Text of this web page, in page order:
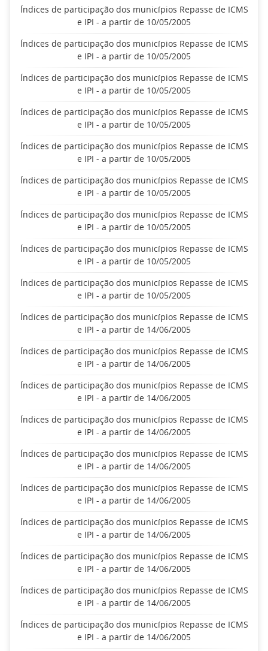
Índices de participação dos municípios Repasse de ICMS
e IPI - a partir de 10/05/2005
Índices de participação dos municípios Repasse de ICMS
e IPI - a partir de 10/05/2005
Índices de participação dos municípios Repasse de ICMS
e IPI - a partir de 10/05/2005
Índices de participação dos municípios Repasse de ICMS
e IPI - a partir de 10/05/2005
Índices de participação dos municípios Repasse de ICMS
e IPI - a partir de 10/05/2005
Índices de participação dos municípios Repasse de ICMS
e IPI - a partir de 10/05/2005
Índices de participação dos municípios Repasse de ICMS
e IPI - a partir de 10/05/2005
Índices de participação dos municípios Repasse de ICMS
e IPI - a partir de 10/05/2005
Índices de participação dos municípios Repasse de ICMS
e IPI - a partir de 10/05/2005
Índices de participação dos municípios Repasse de ICMS
e IPI - a partir de 14/06/2005
Índices de participação dos municípios Repasse de ICMS
e IPI - a partir de 14/06/2005
Índices de participação dos municípios Repasse de ICMS
e IPI - a partir de 14/06/2005
Índices de participação dos municípios Repasse de ICMS
e IPI - a partir de 14/06/2005
Índices de participação dos municípios Repasse de ICMS
e IPI - a partir de 14/06/2005
Índices de participação dos municípios Repasse de ICMS
e IPI - a partir de 14/06/2005
Índices de participação dos municípios Repasse de ICMS
e IPI - a partir de 14/06/2005
Índices de participação dos municípios Repasse de ICMS
e IPI - a partir de 14/06/2005
Índices de participação dos municípios Repasse de ICMS
e IPI - a partir de 14/06/2005
Índices de participação dos municípios Repasse de ICMS
e IPI - a partir de 14/06/2005